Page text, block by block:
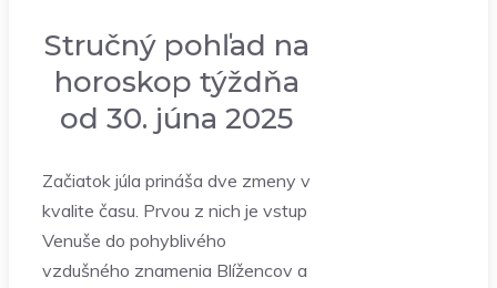
Stručný pohľad na
horoskop týždňa
od 30. júna 2025
Začiatok júla prináša dve zmeny v
kvalite času. Prvou z nich je vstup
Venuše do pohyblivého
vzdušného znamenia Blížencov a